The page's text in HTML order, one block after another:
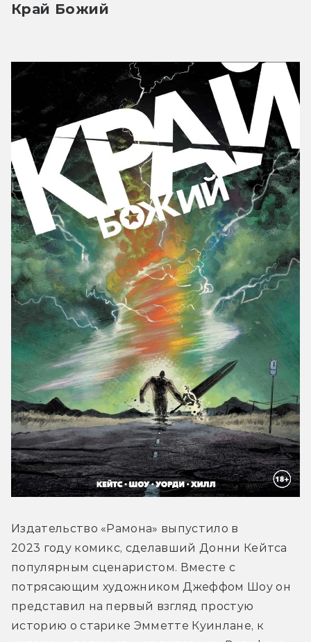
Край Божий
Издательство «Рамона» выпустило в
2023 году комикс, сделавший Донни Кейтса
популярным сценаристом. Вместе с
потрясающим художником Джеффом Шоу он
представил на первый взгляд простую
историю о старике Эмметте Куинлане, к